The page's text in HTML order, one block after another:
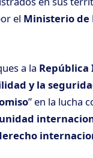
el Ministerio de
a la República
y la
” en la lucha